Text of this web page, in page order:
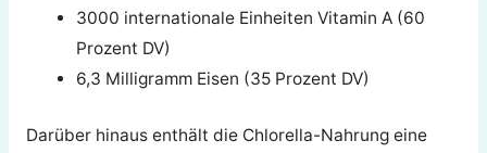
3000 internationale Einheiten Vitamin A (60
Prozent DV)
6,3 Milligramm Eisen (35 Prozent DV)
Darüber hinaus enthält die Chlorella-Nahrung eine